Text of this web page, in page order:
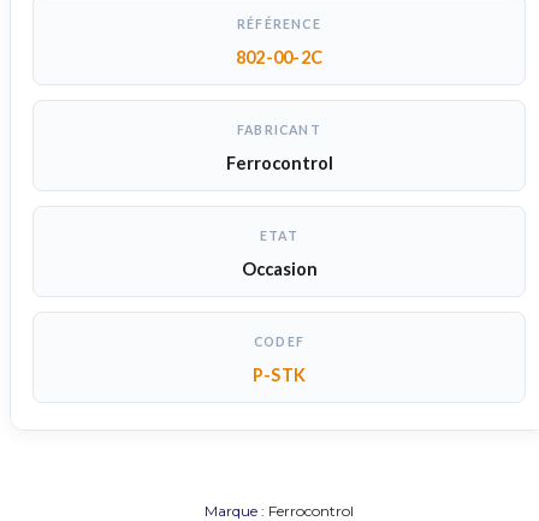
RÉFÉRENCE
802-00-2C
FABRICANT
Ferrocontrol
ETAT
Occasion
CODEF
P-STK
Marque : Ferrocontrol